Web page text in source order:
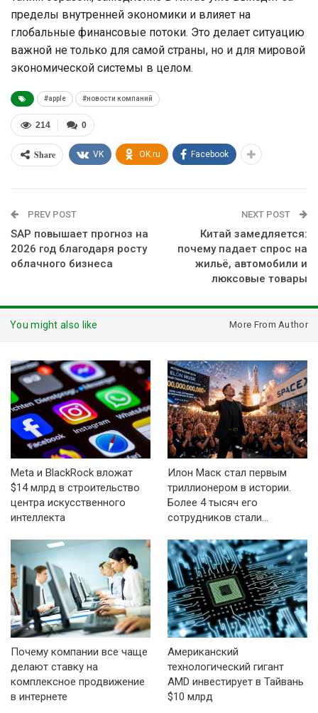
пределы внутренней экономики и влияет на
глобальные финансовые потоки. Это делает ситуацию
важной не только для самой страны, но и для мировой
экономической системы в целом.
#apple #новости компаний
0
214
Share VK OK.ru Facebook
PREV POST
SAP повышает прогноз на
2026 год благодаря росту
облачного бизнеса
NEXT POST
Китай замедляется:
почему падает спрос на
жильё, автомобили и
люксовые товары
You might also like More From Author
Meta и BlackRock вложат
$14 млрд в строительство
центра искусственного
интеллекта
Илон Маск стал первым
триллионером в истории.
Более 4 тысяч его
сотрудников стали…
Почему компании все чаще
делают ставку на
комплексное продвижение
в интернете
Американский
технологический гигант
AMD инвестирует в Тайвань
$10 млрд